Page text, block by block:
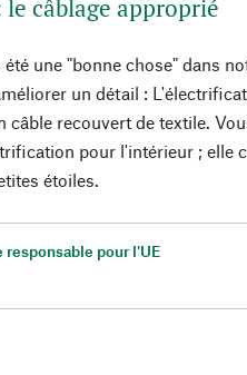
le câblage approprié
une "bonne chose" dans
un détail :
câble recouvert de textile.
pour l'intérieur ; elle
étoiles.
pour l'UE